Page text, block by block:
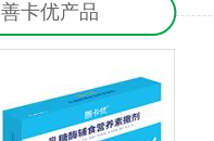
善卡优产品